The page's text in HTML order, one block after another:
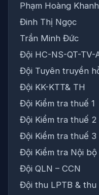
Phạm Hoàng Khanh
Đinh Thị Ngọc
Trần Minh Đức
Đội HC-NS-QT-TV-
Đội Tuyên truyền
Đội KK-KTT& TH
Đội Kiểm tra thuế 1
Đội Kiểm tra thuế 2
Đội Kiểm tra thuế 3
Đội Kiểm tra Nội bộ
Đội QLN – CCN
Đội thu LPTB & thu